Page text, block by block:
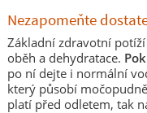
Nezapomeňte
Základní zdravotní
oběh a dehydratace.
po ní dejte i normální
který působí
platí před odletem, tak